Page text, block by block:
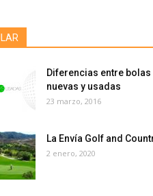
Diferencias entre
nuevas y usadas
23 marzo, 2016
La Envía Golf and
2 enero, 2020